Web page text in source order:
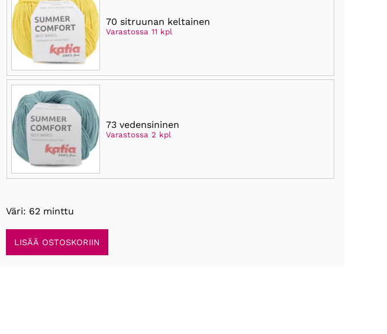
70 sitruunan keltainen
Varastossa 11 kpl
73 vedensininen
Varastossa 2 kpl
Väri: 62 minttu